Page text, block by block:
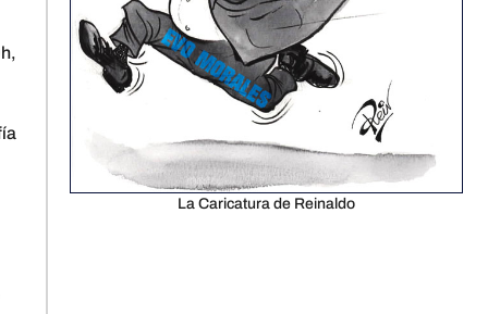
La Caricatura de Reinaldo